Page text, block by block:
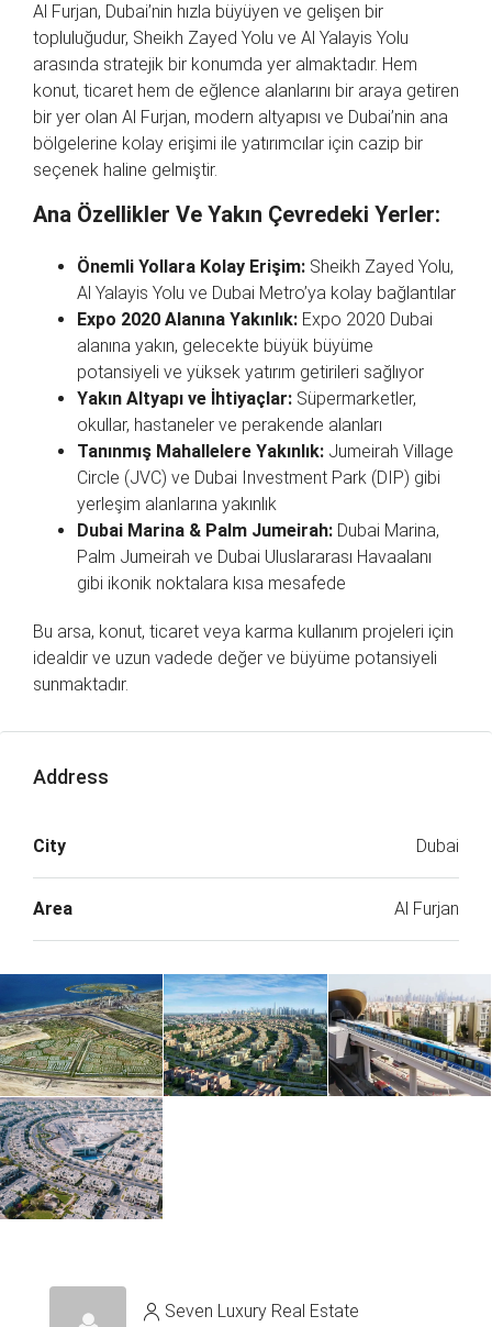
Al Furjan, Dubai’nin hızla büyüyen ve gelişen bir
topluluğudur, Sheikh Zayed Yolu ve Al Yalayis Yolu
arasında stratejik bir konumda yer almaktadır. Hem
konut, ticaret hem de eğlence alanlarını bir araya getiren
bir yer olan Al Furjan, modern altyapısı ve Dubai’nin ana
bölgelerine kolay erişimi ile yatırımcılar için cazip bir
seçenek haline gelmiştir.
Ana Özellikler Ve Yakın Çevredeki Yerler:
Önemli Yollara Kolay Erişim: Sheikh Zayed Yolu,
Al Yalayis Yolu ve Dubai Metro’ya kolay bağlantılar
Expo 2020 Alanına Yakınlık: Expo 2020 Dubai
alanına yakın, gelecekte büyük büyüme
potansiyeli ve yüksek yatırım getirileri sağlıyor
Yakın Altyapı ve İhtiyaçlar: Süpermarketler,
okullar, hastaneler ve perakende alanları
Tanınmış Mahallelere Yakınlık: Jumeirah Village
Circle (JVC) ve Dubai Investment Park (DIP) gibi
yerleşim alanlarına yakınlık
Dubai Marina & Palm Jumeirah: Dubai Marina,
Palm Jumeirah ve Dubai Uluslararası Havaalanı
gibi ikonik noktalara kısa mesafede
Bu arsa, konut, ticaret veya karma kullanım projeleri için
idealdir ve uzun vadede değer ve büyüme potansiyeli
sunmaktadır.
Address
City Dubai
Area Al Furjan
Seven Luxury Real Estate